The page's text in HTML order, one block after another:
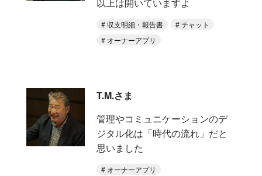
以上は開いていますよ
収支明細・報告書
チャット
オーナーアプリ
T.M.さま
管理やコミュニケーションのデ
ジタル化は「時代の流れ」だと
思いました
オーナーアプリ